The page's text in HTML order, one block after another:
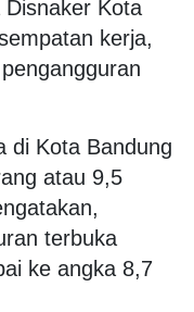
Kota
kerja,
di Kota Bandung
atau 9,5
terbuka
ke angka 8,7